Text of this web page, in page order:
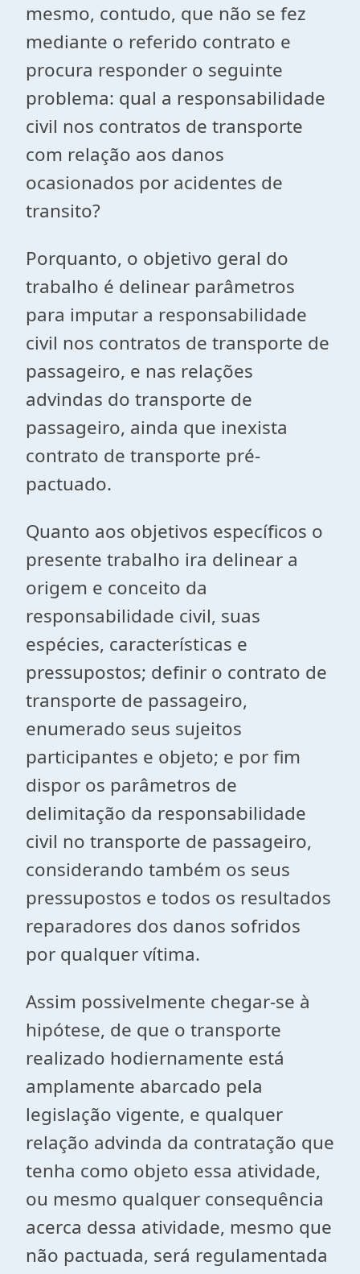
mesmo, contudo, que não se fez
mediante o referido contrato e
procura responder o seguinte
problema: qual a responsabilidade
civil nos contratos de transporte
com relação aos danos
ocasionados por acidentes de
transito?
Porquanto, o objetivo geral do
trabalho é delinear parâmetros
para imputar a responsabilidade
civil nos contratos de transporte de
passageiro, e nas relações
advindas do transporte de
passageiro, ainda que inexista
contrato de transporte pré-
pactuado.
Quanto aos objetivos específicos o
presente trabalho ira delinear a
origem e conceito da
responsabilidade civil, suas
espécies, características e
pressupostos; definir o contrato de
transporte de passageiro,
enumerado seus sujeitos
participantes e objeto; e por fim
dispor os parâmetros de
delimitação da responsabilidade
civil no transporte de passageiro,
considerando também os seus
pressupostos e todos os resultados
reparadores dos danos sofridos
por qualquer vítima.
Assim possivelmente chegar-se à
hipótese, de que o transporte
realizado hodiernamente está
amplamente abarcado pela
legislação vigente, e qualquer
relação advinda da contratação que
tenha como objeto essa atividade,
ou mesmo qualquer consequência
acerca dessa atividade, mesmo que
não pactuada, será regulamentada